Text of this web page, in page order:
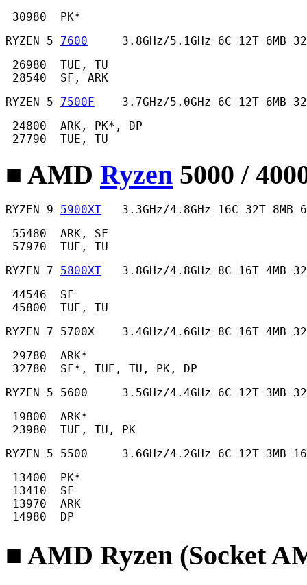
30980  PK*
RYZEN 5 7600
3.8GHz/5.1GHz 6C 12T 6MB
26980  TUE, TU
28540  SF, ARK
RYZEN 5 7500F
3.7GHz/5.0GHz 6C 12T 6MB
24800  ARK, PK*, DP
27790  TUE, TU
■ AMD Ryzen 5000 /
RYZEN 9 5900XT
3.3GHz/4.8GHz 16C 32T 8MB
55480  ARK, SF
57970  TUE, TU
RYZEN 7 5800XT
3.8GHz/4.8GHz 8C 16T 4MB
44546  SF
45800  TUE, TU
RYZEN 7 5700X    3.4GHz/4.6GHz 8C 16T 4MB
29780  ARK*
32780  SF*, TUE, TU, PK, DP
RYZEN 5 5600     3.5GHz/4.4GHz 6C 12T 3MB
19800  ARK*
23980  TUE, TU, PK
RYZEN 5 5500     3.6GHz/4.2GHz 6C 12T 3MB
13400  PK*
13410  SF
13970  ARK
14980  DP
■ AMD Ryzen (Socket